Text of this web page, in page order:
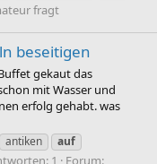
fragt
beseitigen
gekaut das
mit Wasser und
erfolg gehabt. was
antiken
auf
1
Forum: